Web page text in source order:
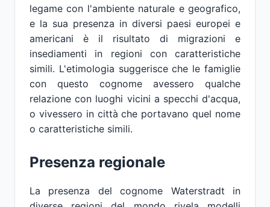
legame con l'ambiente naturale e geografico,
e la sua presenza in diversi paesi europei e
americani è il risultato di migrazioni e
insediamenti in regioni con caratteristiche
simili. L'etimologia suggerisce che le famiglie
con questo cognome avessero qualche
relazione con luoghi vicini a specchi d'acqua,
o vivessero in città che portavano quel nome
o caratteristiche simili.
Presenza regionale
La presenza del cognome Waterstradt in